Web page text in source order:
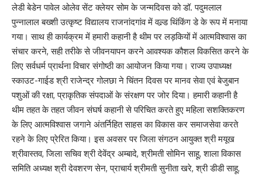
लेडी बेडेन पावेल ओलेव सेंट क्लेयर सोम के जन्मदिवस को डॉ. पदुमलाल
पुन्नालाल बख्शी उत्कृष्ट विद्यालय राजनांदगांव में वल्र्ड थिंकिंग डे के रूप में मनाया
गया। साथ ही कार्यक्रम में हमारी कहानी है थीम पर लड़कियों में आत्मविश्वास का
संचार करने, सही तरीके से जीवनयापन करने आवश्यक कौशल विकसित करने के
लिए सर्वधर्म प्रार्थना विचार संगोष्ठी का आयोजन किया गया। राज्य उपाध्यक्ष
स्काउट-गाईड श्री राजेन्द्र गोलछा ने चिंतन दिवस पर मानव सेवा एवं बेजुबान
पशुओं की रक्षा, प्राकृतिक संपदाओं के संरक्षण पर जोर दिया। हमारी कहानी है
थीम तहत के तहत जीवन संघर्ष कहानी से परिचित करते हुए महिला सशक्तिकरण
के लिए आत्मविश्वास जगाने अंतर्निहित साहस का विकास कर समाजसेवा करते
रहने के लिए प्रेरित किया। इस अवसर पर जिला संगठन आयुक्त श्री मयूख
श्रीवास्तव, जिला सचिव श्री देवेंद्र अम्बादे, श्रीमती सोमिन साहू, शाला विकास
समिति अध्यक्ष श्री देवशरण सेन, प्राचार्य श्रीमती सुनीता खरे, श्री डीडी साहू,